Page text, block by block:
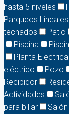
hasta 5 niveles
Parqueos Lineales
techados
Patio
Piscina
Planta Electrica
eléctrico
Pozo
Recibidor
Actividades
para billar